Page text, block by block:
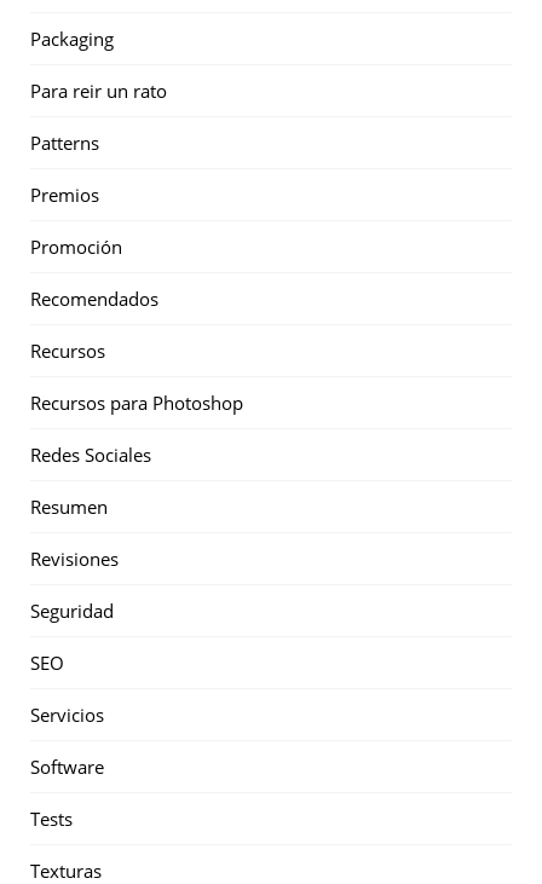
Packaging
Para reir un rato
Patterns
Premios
Promoción
Recomendados
Recursos
Recursos para Photoshop
Redes Sociales
Resumen
Revisiones
Seguridad
SEO
Servicios
Software
Tests
Texturas